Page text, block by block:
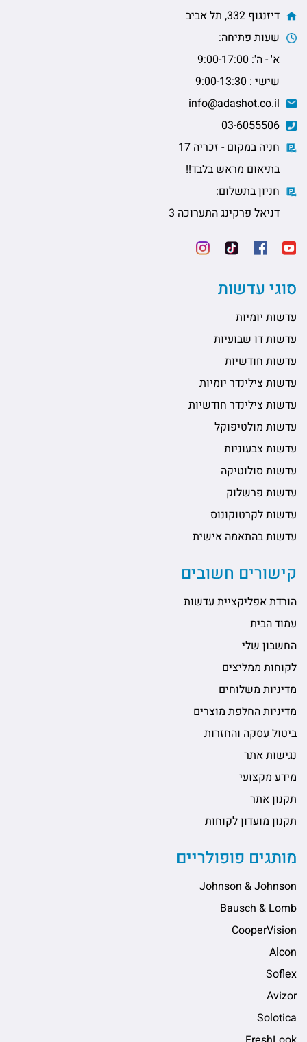
דיזנגוף 332, תל אביב
שעות פתיחה:
א' - ה': 9:00-17:00
שישי : 9:00-13:30
חניה במקום - זכריה 17
בתיאום מראש בלבד!!
חניון בתשלום:
דניאל פרקינג התערוכה 3
סוגי עדשות
עדשות יומיות
עדשות דו שבועיות
עדשות חודשיות
עדשות צילינדר יומיות
עדשות צילינדר חודשיות
עדשות מולטיפוקל
עדשות צבעוניות
עדשות סולוטיקה
עדשות פרשלוק
עדשות לקרטוקונוס
עדשות בהתאמה אישית
קישורים חשובים
הורדת אפליקציית עדשות
עמוד הבית
החשבון שלי
לקוחות ממליצים
מדיניות משלוחים
מדיניות החלפת מוצרים
ביטול עסקה והחזרות
נגישות אתר
מידע מקצועי
תקנון אתר
תקנון מועדון לקוחות
מותגים פופולריים
Johnson & Johnson
Bausch & Lomb
CooperVision
Alcon
Soflex
Avizor
Solotica